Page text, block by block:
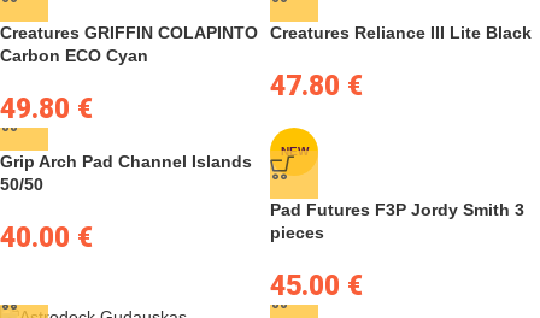
Creatures GRIFFIN COLAPINTO
Carbon ECO Cyan
49.80 €
Creatures Reliance III Lite Black
47.80 €
Grip Arch Pad Channel Islands
50/50
40.00 €
NEW
Pad Futures F3P Jordy Smith 3
pieces
45.00 €